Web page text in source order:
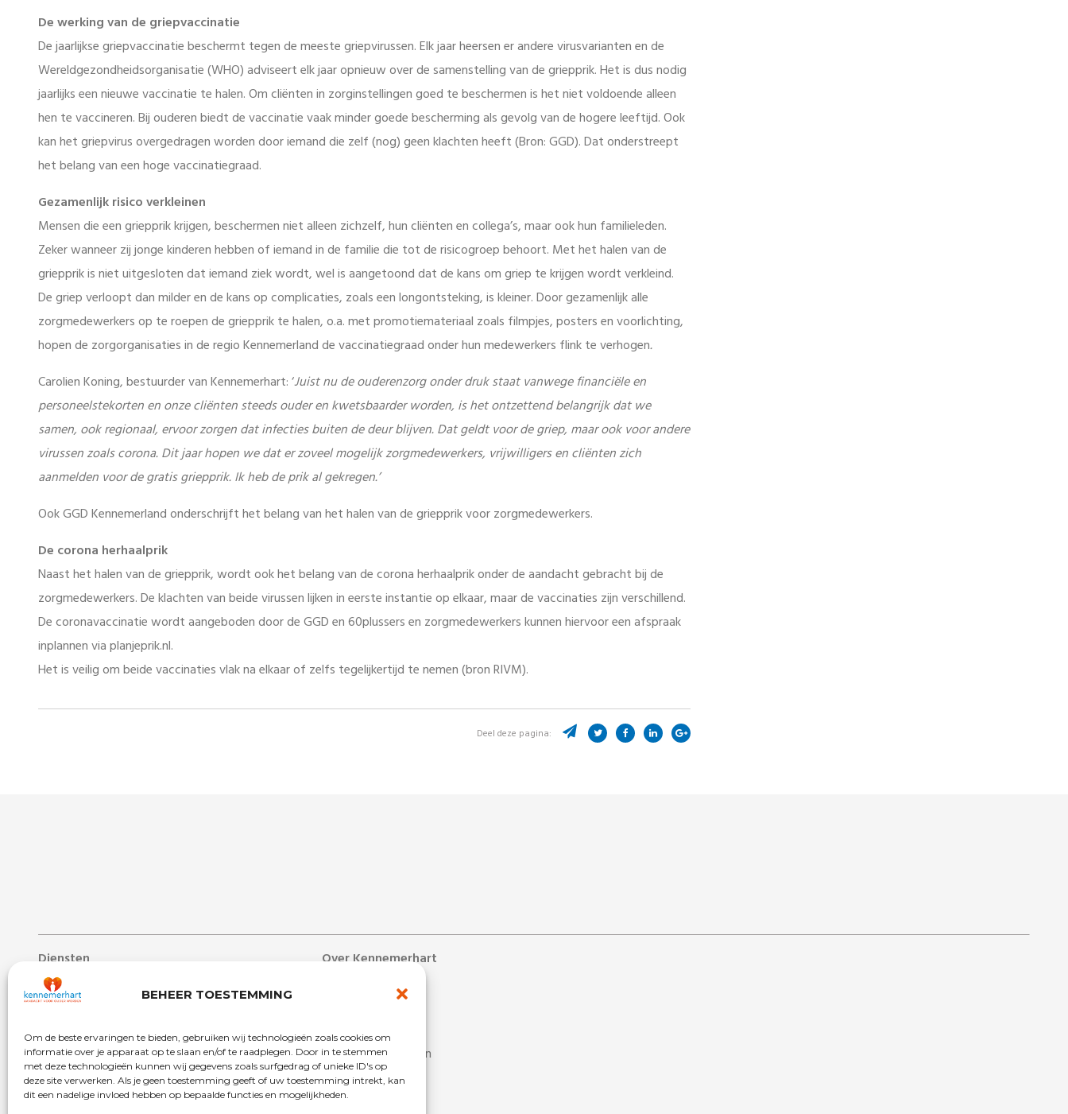
BEHEER TOESTEMMING
Om de beste ervaringen te bieden, gebruiken wij technologieën zoals cookies om
informatie over je apparaat op te slaan en/of te raadplegen. Door in te stemmen
met deze technologieën kunnen wij gegevens zoals surfgedrag of unieke ID's op
deze site verwerken. Als je geen toestemming geeft of uw toestemming intrekt, kan
dit een nadelige invloed hebben op bepaalde functies en mogelijkheden.
De werking van de griepvaccinatie
De jaarlijkse griepvaccinatie beschermt tegen de meeste griepvirussen. Elk jaar heersen er andere virusvarianten en de
Wereldgezondheidsorganisatie (WHO) adviseert elk jaar opnieuw over de samenstelling van de griepprik. Het is dus nodig
jaarlijks een nieuwe vaccinatie te halen. Om cliënten in zorginstellingen goed te beschermen is het niet voldoende alleen
hen te vaccineren. Bij ouderen biedt de vaccinatie vaak minder goede bescherming als gevolg van de hogere leeftijd. Ook
kan het griepvirus overgedragen worden door iemand die zelf (nog) geen klachten heeft (Bron: GGD). Dat onderstreept
het belang van een hoge vaccinatiegraad.
Gezamenlijk risico verkleinen
Mensen die een griepprik krijgen, beschermen niet alleen zichzelf, hun cliënten en collega’s, maar ook hun familieleden.
Zeker wanneer zij jonge kinderen hebben of iemand in de familie die tot de risicogroep behoort. Met het halen van de
griepprik is niet uitgesloten dat iemand ziek wordt, wel is aangetoond dat de kans om griep te krijgen wordt verkleind.
De griep verloopt dan milder en de kans op complicaties, zoals een longontsteking, is kleiner. Door gezamenlijk alle
zorgmedewerkers op te roepen de griepprik te halen, o.a. met promotiemateriaal zoals filmpjes, posters en voorlichting,
hopen de zorgorganisaties in de regio Kennemerland de vaccinatiegraad onder hun medewerkers flink te verhogen.
Carolien Koning, bestuurder van Kennemerhart: ‘Juist nu de ouderenzorg onder druk staat vanwege financiële en
personeelstekorten en onze cliënten steeds ouder en kwetsbaarder worden, is het ontzettend belangrijk dat we
samen, ook regionaal, ervoor zorgen dat infecties buiten de deur blijven. Dat geldt voor de griep, maar ook voor andere
virussen zoals corona. Dit jaar hopen we dat er zoveel mogelijk zorgmedewerkers, vrijwilligers en cliënten zich
aanmelden voor de gratis griepprik. Ik heb de prik al gekregen.’
Ook GGD Kennemerland onderschrijft het belang van het halen van de griepprik voor zorgmedewerkers.
De corona herhaalprik
Naast het halen van de griepprik, wordt ook het belang van de corona herhaalprik onder de aandacht gebracht bij de
zorgmedewerkers. De klachten van beide virussen lijken in eerste instantie op elkaar, maar de vaccinaties zijn verschillend.
De coronavaccinatie wordt aangeboden door de GGD en 60plussers en zorgmedewerkers kunnen hiervoor een afspraak
inplannen via planjeprik.nl.
Het is veilig om beide vaccinaties vlak na elkaar of zelfs tegelijkertijd te nemen (bron RIVM).
Deel deze pagina:
Diensten
Lang verblijf
Zorg aan huis
Dag- & ontmoetingscentra
Behandelcentrum
Revalidatie
Kort verblijf
Over Kennemerhart
Werken bij
Veelgestelde vragen
Begrippenlijst
Vrijwilligers